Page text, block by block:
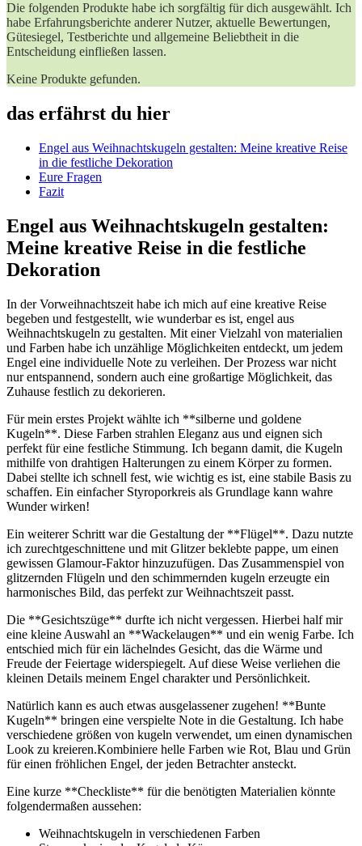
Die folgenden Produkte habe ich sorgfältig für dich ausgewählt. Ich
habe Erfahrungsberichte anderer Nutzer, aktuelle Bewertungen, ​
Gütesiegel,⁣ Testberichte und‌ allgemeine Beliebtheit‌ in die
Entscheidung einfließen lassen.
Keine Produkte gefunden.
das erfährst du ​hier
Engel ⁢aus Weihnachtskugeln ⁤gestalten: Meine kreative Reise
in die festliche Dekoration
Eure Fragen
Fazit
Engel aus ⁤Weihnachtskugeln​ gestalten: ​
Meine kreative Reise in die festliche
Dekoration
In der Vorweihnachtszeit habe ich mich auf ⁣eine kreative Reise
begeben und festgestellt, ‌wie wunderbar es ist, engel aus
Weihnachtskugeln zu gestalten. Mit einer Vielzahl von materialien ​
und ‌Farben habe ich unzählige Möglichkeiten entdeckt, um jedem
Engel eine individuelle Note zu verleihen. Der Prozess war nicht
nur entspannend, ⁣sondern auch eine​ großartige ​Möglichkeit, das
Zuhause festlich zu ‍dekorieren.
Für mein erstes Projekt wählte ich **silberne und goldene
Kugeln**.‍ Diese Farben​ strahlen Eleganz aus und eignen sich
perfekt für eine festliche Stimmung. Ich begann damit,‍ die Kugeln
mithilfe von​ drahtigen Halterungen ⁣zu einem Körper zu formen.
Dabei stellte ich schnell ⁤fest,‍ wie ‌wichtig es ist, eine stabile Basis zu
schaffen. ⁢Ein einfacher Styroporkreis als⁤ Grundlage⁢ kann wahre
Wunder wirken!
Ein weiterer Schritt war die Gestaltung der **Flügel**. Dazu nutzte
ich zurechtgeschnittene‍ und mit Glitzer beklebte pappe, um ‍einen
gewissen Glamour-Faktor hinzuzufügen. Das Zusammenspiel von
‍glitzernden Flügeln und den schimmernden kugeln erzeugte ein
harmonisches Bild, das perfekt zur‌ Weihnachtszeit passt.
Die **Gesichtszüge** durfte ich ⁢nicht⁢ vergessen. Hierbei half mir
eine kleine Auswahl an **Wackelaugen** und ein wenig Farbe. Ich​
entschied mich für ein lächelndes Gesicht, ⁤das die Wärme und
Freude der ‌Feiertage widerspiegelt. Auf diese ‍Weise⁣ verliehen die
kleinen Details meinem Engel charakter und‌ Persönlichkeit.
Natürlich ⁣kann es auch etwas ausgelassener ⁣zugehen! **Bunte
Kugeln** bringen eine verspielte⁢ Note in ⁤die‍ Gestaltung. Ich habe⁢
verschiedene größen von kugeln ‌verwendet, um einen dynamischen
Look ⁤zu kreieren.Kombiniere helle Farben wie Rot,‍ Blau und Grün
für einen fröhlichen Engel, der jeden Betrachter ansteckt.
Eine kurze **Checkliste** für die benötigten Materialien könnte
folgendermaßen aussehen:
Weihnachtskugeln in​ verschiedenen Farben